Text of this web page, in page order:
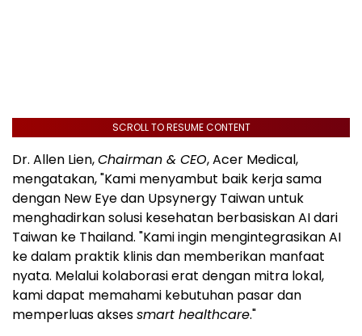
SCROLL TO RESUME CONTENT
Dr. Allen Lien,Chairman & CEO, Acer Medical,
mengatakan, "Kami menyambut baik kerja sama
dengan New Eye dan Upsynergy Taiwan untuk
menghadirkan solusi kesehatan berbasiskan AI dari
Taiwan ke Thailand. "Kami ingin mengintegrasikan AI
ke dalam praktik klinis dan memberikan manfaat
nyata. Melalui kolaborasi erat dengan mitra lokal,
kami dapat memahami kebutuhan pasar dan
memperluas aksessmart healthcare."